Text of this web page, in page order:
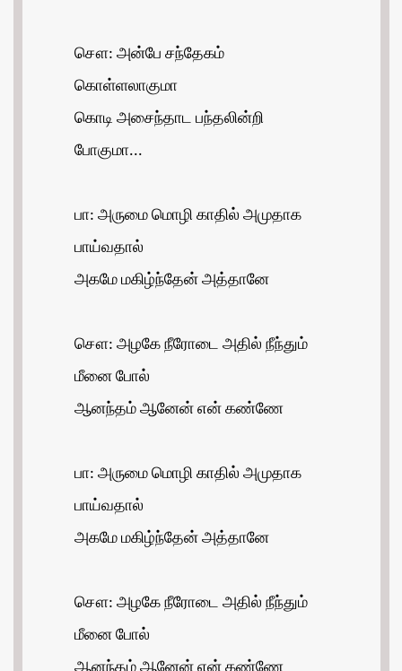
சௌ: அன்பே சந்தேகம்
கொள்ளலாகுமா
கொடி அசைந்தாட பந்தலின்றி
போகுமா...
பா: அருமை மொழி காதில் அமுதாக
பாய்வதால்
அகமே மகிழ்ந்தேன் அத்தானே
சௌ: அழகே நீரோடை அதில் நீந்தும்
மீனை போல்
ஆனந்தம் ஆனேன் என் கண்ணே
பா: அருமை மொழி காதில் அமுதாக
பாய்வதால்
அகமே மகிழ்ந்தேன் அத்தானே
சௌ: அழகே நீரோடை அதில் நீந்தும்
மீனை போல்